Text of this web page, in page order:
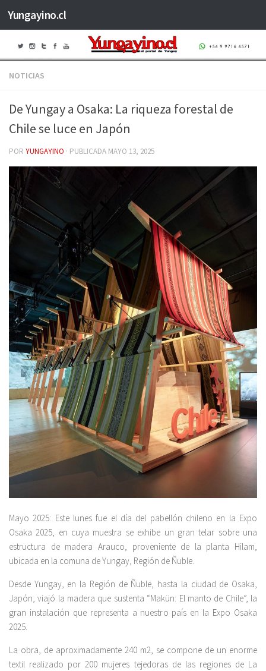
Saltar al contenido
Yungayino.cl
NOTICIAS
De Yungay a Osaka: La riqueza forestal de
Chile se luce en Japón
POR YUNGAYINO · PUBLICADA MAYO 13, 2025
Mayo 2025: Este lunes fue el día del pabellón chileno en la Expo
Osaka 2025, en cuya muestra se exhibe un gran telar sobre una
estructura de madera Arauco, proveniente de la planta Hilam,
ubicada en la comuna de Yungay, Región de Ñuble.
Desde Yungay, en la Región de Ñuble, hasta la ciudad de Osaka,
Japón, viajó la madera que sustenta “Makün: El manto de Chile”, la
gran instalación que representa a nuestro país en la Expo Osaka
2025.
La obra, de aproximadamente 240 m2, se compone de un enorme
textil realizado por 200 mujeres tejedoras de las regiones de La